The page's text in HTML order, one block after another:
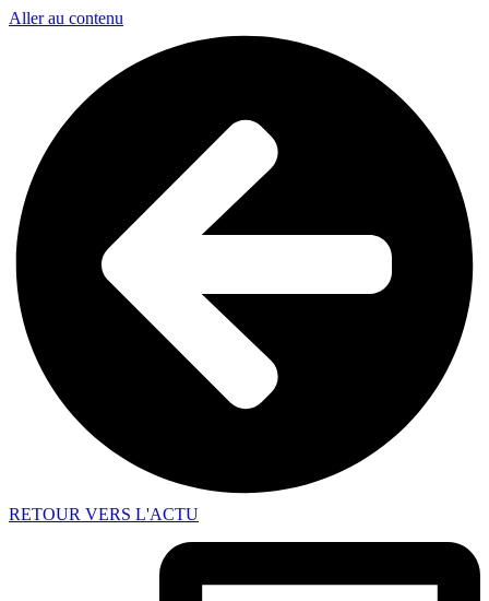
Aller au contenu
RETOUR VERS L'ACTU